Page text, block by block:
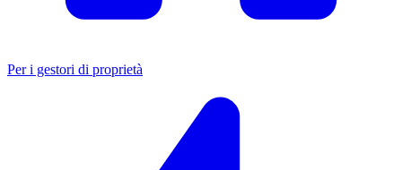
Per i gestori di proprietà